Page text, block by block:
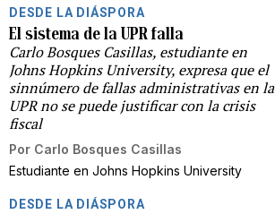
DESDE LA DIÁSPORA
El sistema de la UPR falla
Carlo Bosques Casillas, estudiante en
Johns Hopkins University, expresa que el
sinnúmero de fallas administrativas en la
UPR no se puede justificar con la crisis
fiscal
Por Carlo Bosques Casillas
Estudiante en Johns Hopkins University
DESDE LA DIÁSPORA